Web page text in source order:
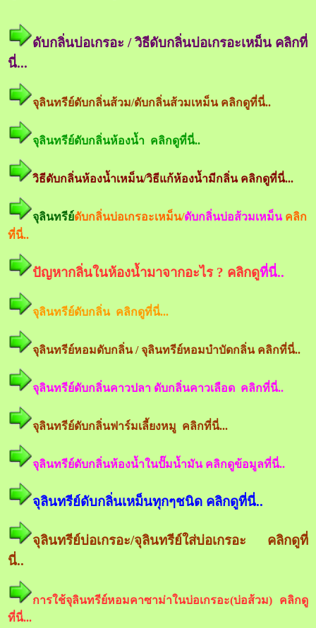
ดับกลิ่นบ่อเกรอะ / วิธีดับกลิ่นบ่อเกรอะเหม็น คลิกที่
นี่...
จุลินทรีย์ดับกลิ่นส้วม/ดับกลิ่นส้วมเหม็น คลิกดูที่นี่..
จุลินทรีย์ดับกลิ่นห้องน้ำ คลิกดูที่นี่..
วิธีดับกลิ่นห้องน้ำเหม็น/วิธีแก้ห้องน้ำมีกลิ่น คลิกดูที่นี่...
จุลินทรีย์ดับกลิ่นบ่อเกรอะเหม็น/ดับกลิ่นบ่อส้วมเหม็นคลิก
ที่นี่..
ปัญหากลิ่นในห้องน้ำมาจากอะไร ? คลิกดูที่นี่..
จุลินทรีย์ดับกลิ่น คลิกดูที่นี่...
จุลินทรีย์หอมดับกลิ่น / จุลินทรีย์หอมบำบัดกลิ่น คลิกที่นี่..
จุลินทรีย์ดับกลิ่นคาวปลา ดับกลิ่นคาวเลือด คลิกที่นี่..
จุลินทรีย์ดับกลิ่นฟาร์มเลี้ยงหมู คลิกที่นี่...
จุลินทรีย์ดับกลิ่นห้องน้ำในปั๊มน้ำมัน คลิกดูข้อมูลที่นี่..
จุลินทรีย์ดับกลิ่นเหม็นทุกๆชนิด คลิกดูที่นี่..
จุลินทรีย์บ่อเกรอะ/จุลินทรีย์ใส่บ่อเกรอะ คลิกดูที่
นี่..
การใช้จุลินทรีย์หอมคาซาม่าในบ่อเกรอะ(บ่อส้วม) คลิกดู
ที่นี่...